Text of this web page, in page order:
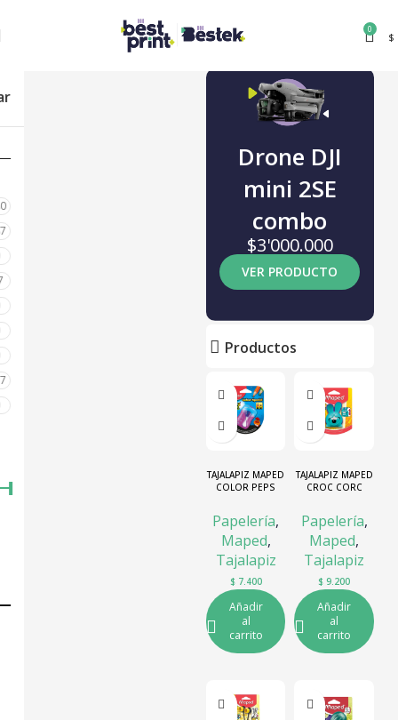
0
$
Drone DJI
mini 2SE
combo
$3'000.000
VER PRODUCTO
Productos
TAJALAPIZ MAPED
COLOR PEPS
Papelería,
Maped,
Tajalapiz
$7.400
Añadir
al
carrito
TAJALAPIZ MAPED
CROC CORC
Papelería,
Maped,
Tajalapiz
$ 9.200
Añadir
al
carrito